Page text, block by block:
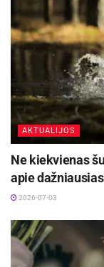
AKTUALIJOS
Ne kiekvienas
apie
2026-07-03